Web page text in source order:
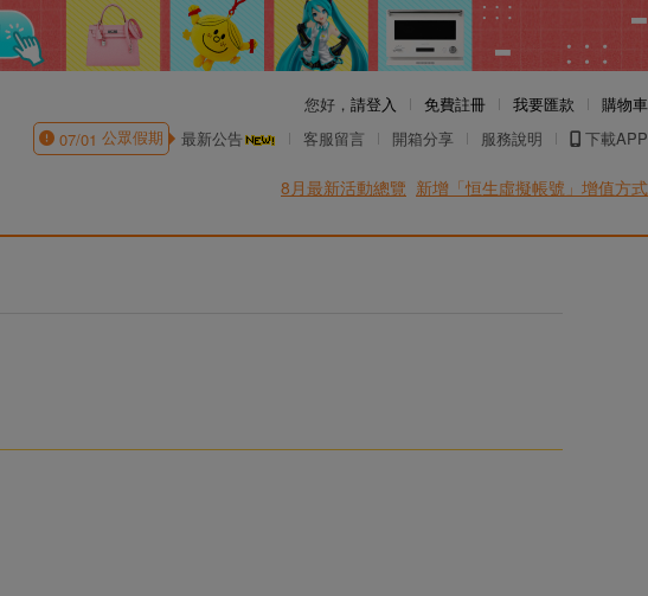
您好， 請登入 免費註冊 我要匯款
購物車
07/01 公眾假期 最新公告 客服留言 開箱分享 服務說明 下載APP
8月最新活動總覽 新增「恒生虛擬帳號」增值方式